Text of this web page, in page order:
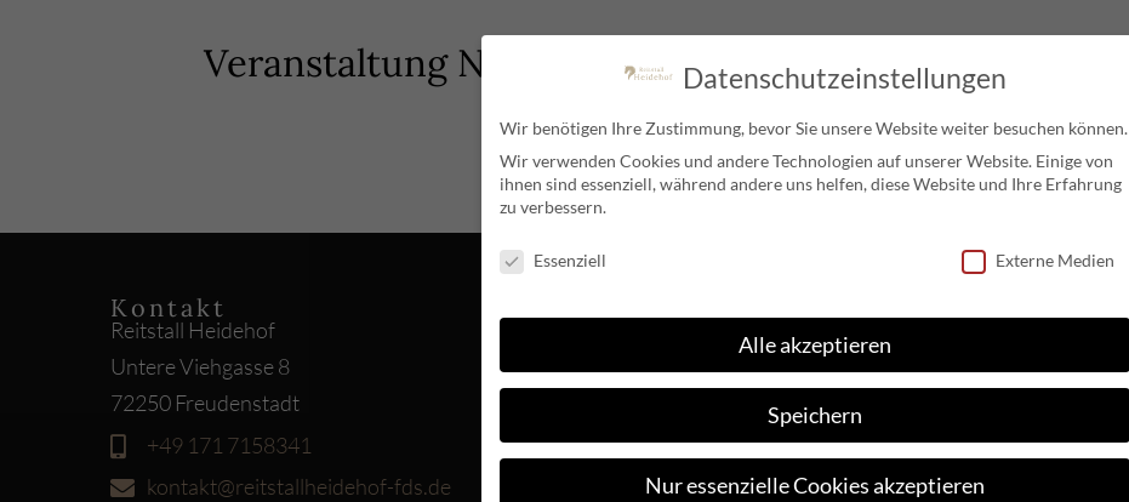
Veranstaltung Navigation
REITTURNIER LUSSHOF LAUPHEIM E.V.
Kontakt
Reitstall Heidehof
Untere Viehgasse 8
72250 Freudenstadt
+49 171 7158341
kontakt@reitstallheidehof-fds.de
Datenschutzeinstellungen
Wir benötigen Ihre Zustimmung, bevor Sie unsere Website weiter besuchen können.
Wir verwenden Cookies und andere Technologien auf unserer Website. Einige von
ihnen sind essenziell, während andere uns helfen, diese Website und Ihre Erfahrung
zu verbessern.
Essenziell
Externe Medien
Alle akzeptieren
Speichern
Nur essenzielle Cookies akzeptieren